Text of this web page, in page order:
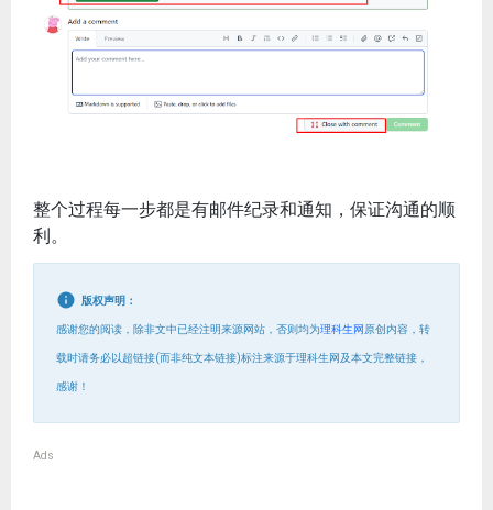
整个过程每一步都是有邮件纪录和通知，保证沟通的顺
利。
版权声明：
感谢您的阅读，除非文中已经注明来源网站，否则均为理科生网 原创内容，转
载时请务必以超链接(而非纯文本链接)标注来源于理科生网及本文完整链接，
感谢！
Ads